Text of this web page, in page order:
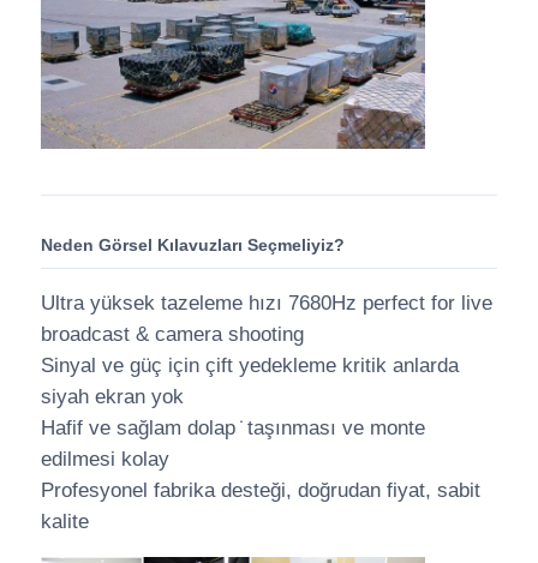
Neden Görsel Kılavuzları Seçmeliyiz?
Ultra yüksek tazeleme hızı 7680Hz perfect for live
broadcast & camera shooting
Sinyal ve güç için çift yedekleme kritik anlarda
siyah ekran yok
Hafif ve sağlam dolap ̇ taşınması ve monte
edilmesi kolay
Profesyonel fabrika desteği, doğrudan fiyat, sabit
kalite